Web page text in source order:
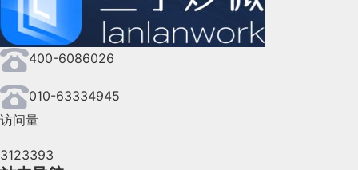
2024年8月(164)
2024年7月(107)
2024年6月(63)
2024年4月(44)
400-6086026
010-63334945
访问量
3123393